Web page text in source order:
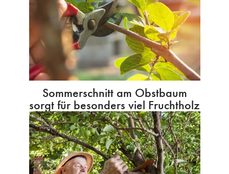
Sommerschnitt am Obstbaum
sorgt für besonders viel Fruchtholz